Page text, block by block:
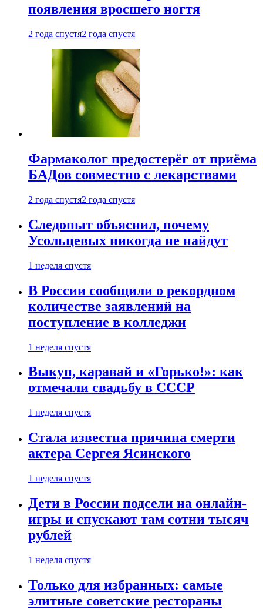
появления вросшего ногтя
2 года спустя2 года спустя
Фармаколог предостерёг от приёма
БАДов совместно с лекарствами
2 года спустя2 года спустя
Следопыт объяснил, почему
Усольцевых никогда не найдут
1 неделя спустя
В России сообщили о рекордном
количестве заявлений на
поступление в колледжи
1 неделя спустя
Выкуп, каравай и «Горько!»: как
отмечали свадьбу в СССР
1 неделя спустя
Стала известна причина смерти
актера Сергея Ясинского
1 неделя спустя
Дети в России подсели на онлайн-
игры и спускают там сотни тысяч
рублей
1 неделя спустя
Только для избранных: самые
элитные советские рестораны